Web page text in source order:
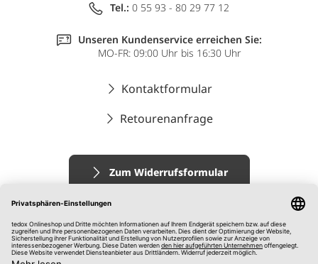
Tel.: 0 55 93 - 80 29 77 12
Unseren Kundenservice erreichen Sie:
MO-FR: 09:00 Uhr bis 16:30 Uhr
Kontaktformular
Retourenanfrage
Zum Widerrufsformular
Impressum
AGB